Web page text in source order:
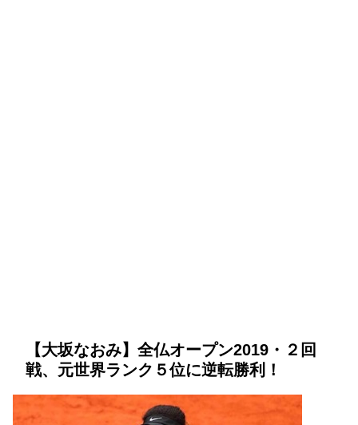
【大坂なおみ】全仏オープン2019・２回
戦、元世界ランク５位に逆転勝利！